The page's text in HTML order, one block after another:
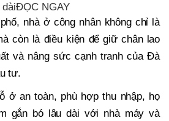
NGAY
nhà ở công nhân không chỉ là
còn là điều kiện để giữ chân lao
và nâng sức cạnh tranh của Đà
tư.
ở an toàn, phù hợp thu nhập, họ
gắn bó lâu dài với nhà máy và